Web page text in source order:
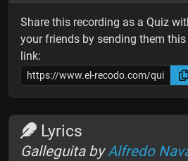
Share this recording as a Quiz
your friends by sending them this
link:
Lyrics
Galleguita byAlfredo